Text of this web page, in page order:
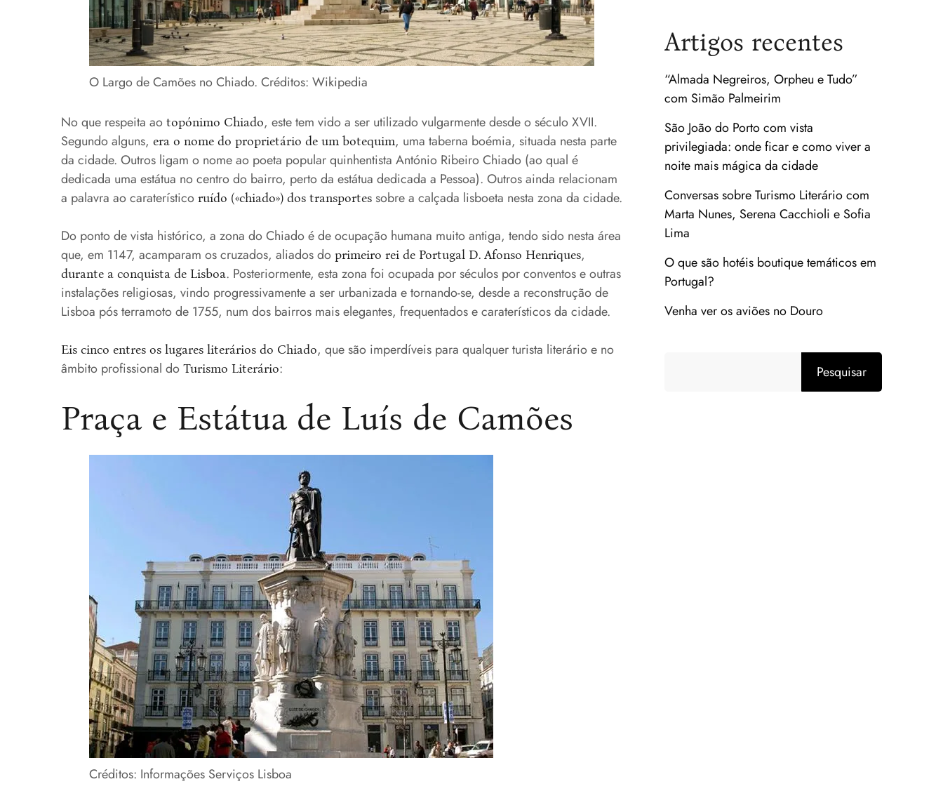
O Largo de Camões no Chiado. Créditos: Wikipedia
No que respeita ao topónimo Chiado, este tem vido a ser utilizado vulgarmente desde o século XVII.
Segundo alguns, era o nome do proprietário de um botequim, uma taberna boémia, situada nesta parte
da cidade. Outros ligam o nome ao poeta popular quinhentista António Ribeiro Chiado (ao qual é
dedicada uma estátua no centro do bairro, perto da estátua dedicada a Pessoa). Outros ainda relacionam
a palavra ao caraterístico ruído («chiado») dos transportes sobre a calçada lisboeta nesta zona da cidade.
Do ponto de vista histórico, a zona do Chiado é de ocupação humana muito antiga, tendo sido nesta área
que, em 1147, acamparam os cruzados, aliados do primeiro rei de Portugal D. Afonso Henriques,
durante a conquista de Lisboa. Posteriormente, esta zona foi ocupada por séculos por conventos e outras
instalações religiosas, vindo progressivamente a ser urbanizada e tornando-se, desde a reconstrução de
Lisboa pós terramoto de 1755, num dos bairros mais elegantes, frequentados e caraterísticos da cidade.
Eis cinco entres os lugares literários do Chiado, que são imperdíveis para qualquer turista literário e no
âmbito profissional do Turismo Literário:
Praça e Estátua de Luís de Camões
Créditos: Informações Serviços Lisboa
Artigos recentes
“Almada Negreiros, Orpheu e Tudo”
com Simão Palmeirim
São João do Porto com vista
privilegiada: onde ficar e como viver a
noite mais mágica da cidade
Conversas sobre Turismo Literário com
Marta Nunes, Serena Cacchioli e Sofia
Lima
O que são hotéis boutique temáticos em
Portugal?
Venha ver os aviões no Douro
Pesquisar